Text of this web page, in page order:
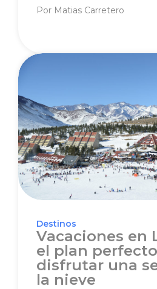
Por Matias Carretero
Destinos
Vacaciones en
el plan
disfrutar una
la nieve